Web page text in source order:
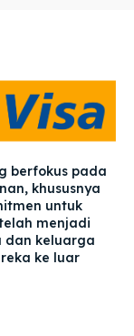
berfokus pada
khususnya
untuk
menjadi
dan keluarga
ke luar